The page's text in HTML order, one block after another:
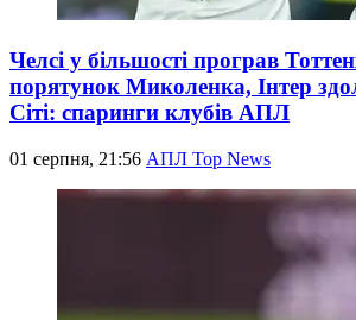
Челсі у більшості програв
порятунок Миколенка, Інтер
Сіті: спаринги клубів АПЛ
01 серпня, 21:56 АПЛ Top News